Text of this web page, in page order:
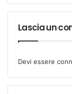
Lascia un
Devi essere